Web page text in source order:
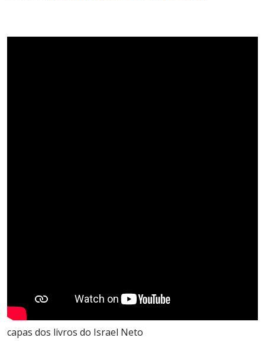
capas dos livros do Israel Neto